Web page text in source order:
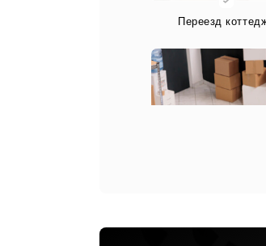
Переезд